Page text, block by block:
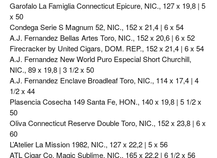
Garofalo La Famiglia Connecticut Epicure, NIC., 127 x 19,8 | 5
x 50
Condega Serie S Magnum 52, NIC., 152 x 21,4 | 6 x 54
A.J. Fernandez Bellas Artes Toro, NIC., 152 x 20,6 | 6 x 52
Firecracker by United Cigars, DOM. REP., 152 x 21,4 | 6 x 54
A.J. Fernandez New World Puro Especial Short Churchill,
NIC., 89 x 19,8 | 3 1/2 x 50
A.J. Fernandez Enclave Broadleaf Toro, NIC., 114 x 17,4 | 4
1/2 x 44
Plasencia Cosecha 149 Santa Fe, HON., 140 x 19,8 | 5 1/2 x
50
Oliva Connecticut Reserve Double Toro, NIC., 152 x 23,8 | 6 x
60
L’Atelier La Mission 1982, NIC., 127 x 22,2 | 5 x 56
ATL Cigar Co. Magic Sublime, NIC., 165 x 22,2 | 6 1/2 x 56